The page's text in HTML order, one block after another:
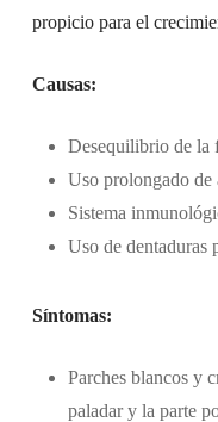
propicio para el
Causas:
Desequilibrio de la
Uso prolongado de
Sistema
Uso de dentaduras
Síntomas:
Parches blancos y
paladar y la parte